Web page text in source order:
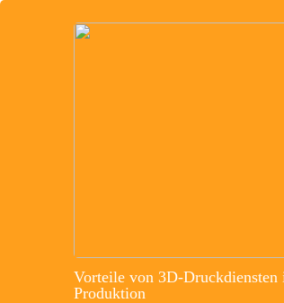
Vorteile von 3D-Druckdiensten
Produktion